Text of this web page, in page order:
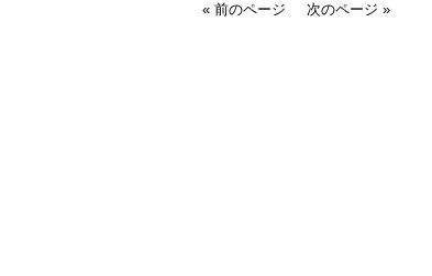
« 前のページ 次のページ »